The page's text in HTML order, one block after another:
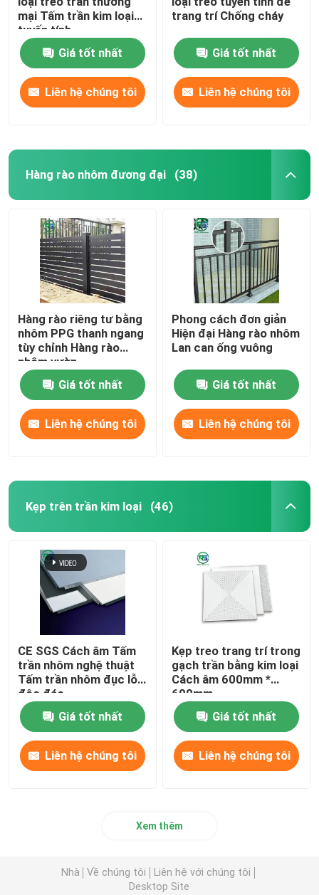
mại Tấm trần kim loại
tuyến tính
Giá tốt nhất
Liên hệ chúng tôi
trang trí Chống cháy
Giá tốt nhất
Liên hệ chúng tôi
Hàng rào nhôm đương đại (38)
Hàng rào riêng tư bằng
nhôm PPG thanh ngang
tùy chỉnh Hàng rào
nhôm vườn
Giá tốt nhất
Liên hệ chúng tôi
Phong cách đơn giản
Hiện đại Hàng rào nhôm
Lan can ống vuông
Giá tốt nhất
Liên hệ chúng tôi
Kẹp trên trần kim loại (46)
CE SGS Cách âm Tấm
trần nhôm nghệ thuật
Tấm trần nhôm đục lỗ
độc đáo
Giá tốt nhất
Liên hệ chúng tôi
Kẹp treo trang trí trong
gạch trần bằng kim loại
Cách âm 600mm *
600mm
Giá tốt nhất
Liên hệ chúng tôi
Xem thêm
Nhà Về chúng tôi
Liên hệ với chúng tôi
Desktop Site